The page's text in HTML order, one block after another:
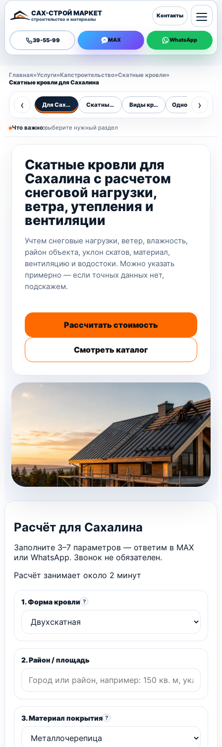
САХ-СТРОЙ МАРКЕТ
строительство и материалы
39-55-99 MAX WhatsApp
Контакты
Главная»Услуги»Капстроительство»Скатные кровли»
Скатные кровли для Сахалина
‹ Для Сахалина Скатные кровлиВиды кровель Односкатная
›
Что важно:выберите нужный раздел
Скатные кровли для
Сахалина с расчетом
снеговой нагрузки,
ветра, утепления и
вентиляции
Учтем снеговые нагрузки, ветер, влажность,
район объекта, уклон скатов, материал,
вентиляцию и водостоки. Можно указать
примерно — если точных данных нет,
подскажем.
Рассчитать стоимость
Смотреть каталог
Расчёт для Сахалина
Заполните 3–7 параметров — ответим в MAX
или WhatsApp. Звонок не обязателен.
Расчёт занимает около 2 минут
1. Форма кровли ?
2. Район / площадь
3. Материал покрытия ?